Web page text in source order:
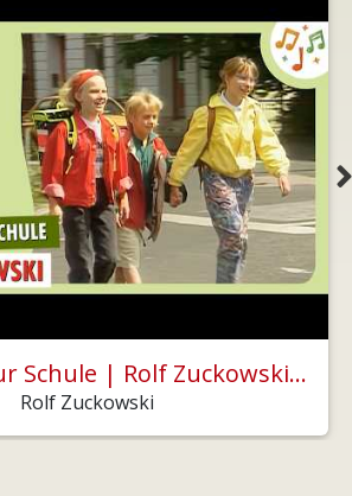
Mein Weg zur Schule | Rolf Zuckowski - Rolfs neue Schulweg-Hitparade
Rolf Zuckowski